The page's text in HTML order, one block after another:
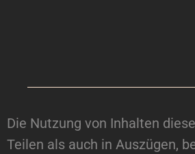
Die Nutzung von Inhalten
Teilen als auch in Auszügen,